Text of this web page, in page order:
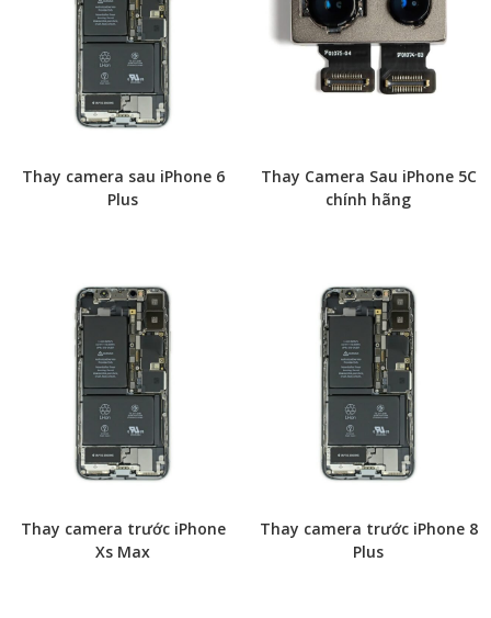
Thay camera sau iPhone 6
Plus
Thay Camera Sau iPhone 5C
chính hãng
Thay camera trước iPhone
Xs Max
Thay camera trước iPhone 8
Plus